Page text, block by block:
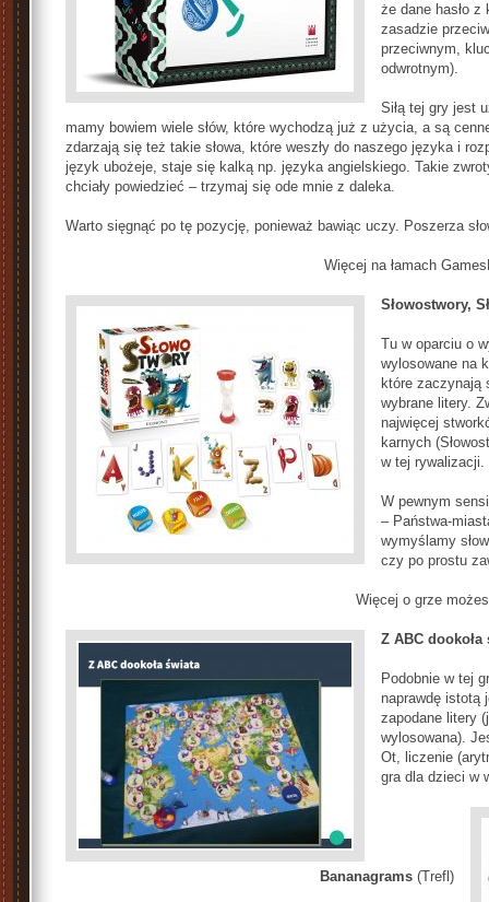
że dane hasło
zasadzie
przeciwnym,
odwrotnym).
Siłą tej gry jest
mamy bowiem wiele słów, które wychodzą już z użycia, a są
zdarzają się też takie słowa, które weszły do naszego języka i
język ubożeje, staje się kalką np. języka angielskiego. Takie
chciały powiedzieć – trzymaj się ode mnie z daleka.
Warto sięgnąć po tę pozycję, ponieważ bawiąc uczy. Poszerza
Więcej na łamach
Słowostwory,
Tu w oparciu o
wylosowane na
które zaczynają
wybrane litery.
najwięcej
karnych
w tej rywalizacji.
W pewnym
– Państwa-
wymyślamy
czy po prostu
Więcej o grze
Z ABC dookoła
Podobnie w tej
naprawdę istotą
zapodane litery
wylosowana).
Ot, liczenie
gra dla dzieci w
Bananagrams (Trefl)